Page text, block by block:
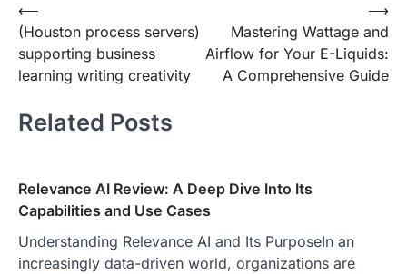
Post
navigation
⟵
(Houston process servers)
supporting business
learning writing creativity
Mastering Wattage and
Airflow for Your E-Liquids:
A Comprehensive Guide
⟶
Related Posts
Relevance AI Review: A Deep Dive Into Its
Capabilities and Use Cases
Understanding Relevance AI and Its PurposeIn an
increasingly data-driven world, organizations are